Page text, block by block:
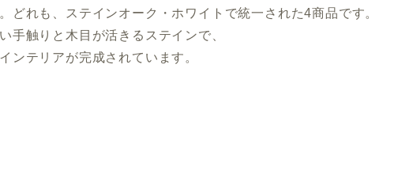
。どれも、ステインオーク・ホワイトで統一された4商品です。
た優しい手触りと木目が活きるステインで、
ンテリアが完成されています。